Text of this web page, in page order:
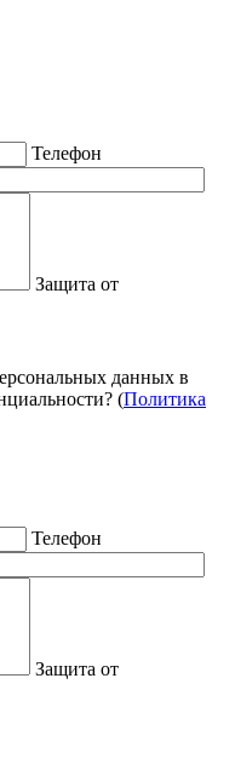
Телефон
Защита от
данных в
(Политика
Телефон
Защита от